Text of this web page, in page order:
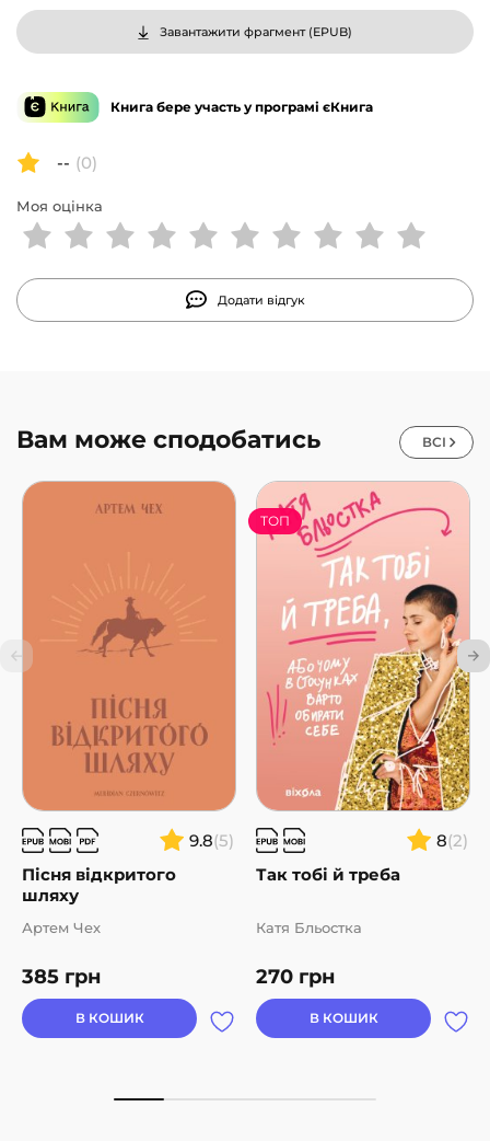
Завантажити фрагмент (EPUB)
Книга бере участь у програмі єКнига
-- (0)
Моя оцінка
Додати відгук
Вам може сподобатись ВСІ
9.8(5)
Пісня відкритого
шляху
385 грн
Артем Чех
В КОШИК
8(2)
Так тобі й треба
ТОП
270 грн
Катя Бльостка
В КОШИК